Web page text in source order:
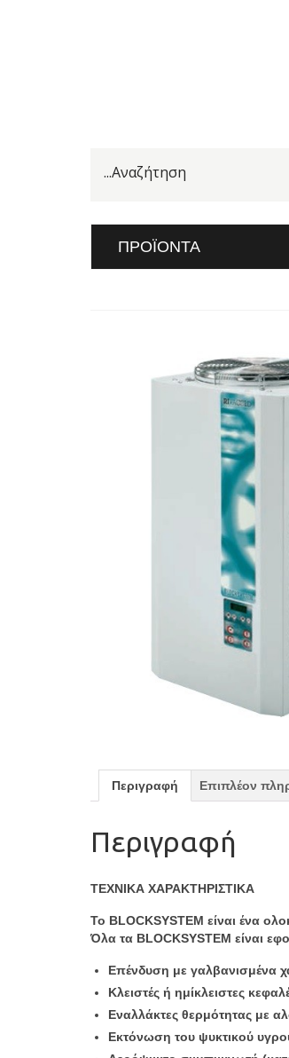
ΠΡΟΪΌΝΤΑ
Περιγραφή Επιπλέον
Περιγραφή
ΤΕΧΝΙΚΑ ΧΑΡΑΚΤΗΡΙΣΤΙΚΑ
Το BLOCKSYSTEM είναι ένα
Όλα τα BLOCKSYSTEM είναι
Επένδυση με γαλβανισμένα
Κλειστές ή ημίκλειστες
Εναλλάκτες θερμότητας με
Εκτόνωση του ψυκτικού